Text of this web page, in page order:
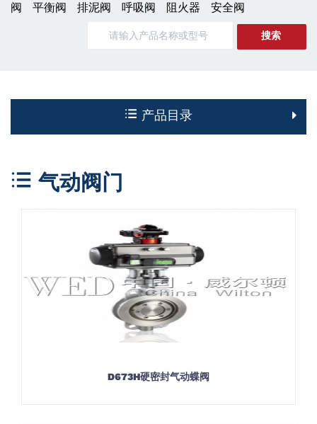
阀
平衡阀 排泥阀 呼吸阀 阻火器 安全阀
搜索
产品目录
气动阀门
D673H硬密封气动蝶阀